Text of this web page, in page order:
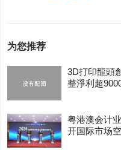
为您推荐
3D打印龍頭
整淨利超
粤港澳会计
开国际市场